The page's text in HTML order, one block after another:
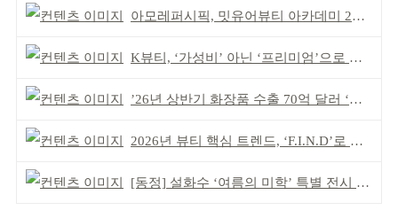
아모레퍼시픽, 밋유어뷰티 아카데미 2기 발대식
K뷰티, ‘가성비’ 아닌 ‘프리미엄’으로 승부걸어야
’26년 상반기 화장품 수출 70억 달러 ‘역대 최고’
2026년 뷰티 핵심 트렌드, ‘F.I.N.D’로 읽는다
[동정] 설화수 ‘여름의 미학’ 특별 전시 개최